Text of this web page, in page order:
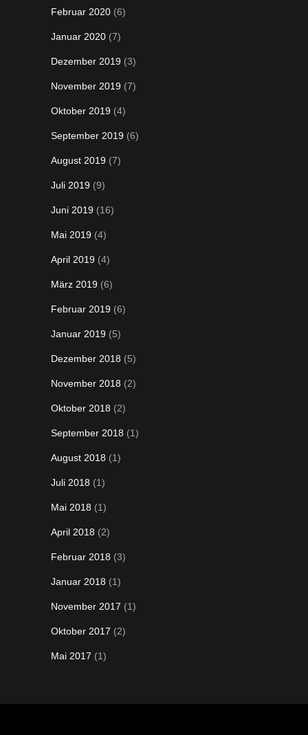
Februar 2020 (6)
Januar 2020 (7)
Dezember 2019 (3)
November 2019 (7)
Oktober 2019 (4)
September 2019 (6)
August 2019 (7)
Juli 2019 (9)
Juni 2019 (16)
Mai 2019 (4)
April 2019 (4)
März 2019 (6)
Februar 2019 (6)
Januar 2019 (5)
Dezember 2018 (5)
November 2018 (2)
Oktober 2018 (2)
September 2018 (1)
August 2018 (1)
Juli 2018 (1)
Mai 2018 (1)
April 2018 (2)
Februar 2018 (3)
Januar 2018 (1)
November 2017 (1)
Oktober 2017 (2)
Mai 2017 (1)